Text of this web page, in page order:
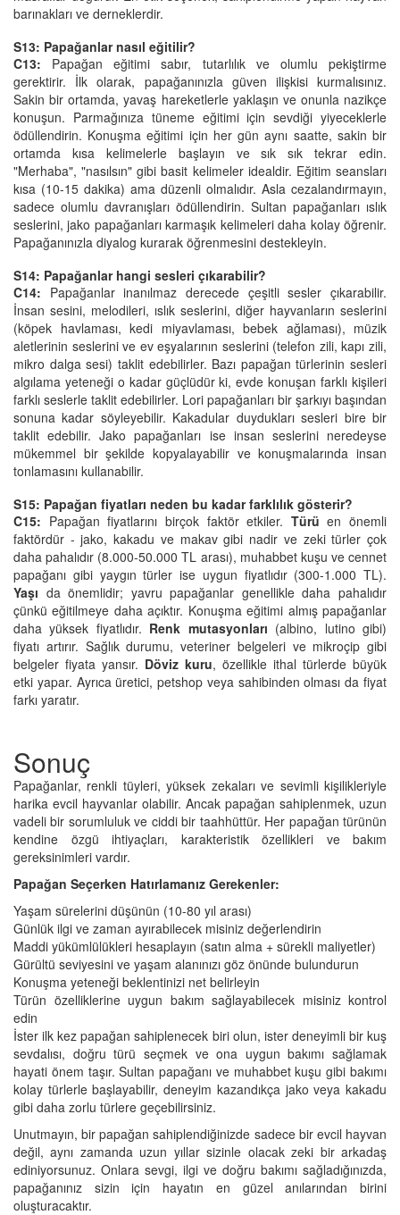
barınakları ve derneklerdir.
S13: Papağanlar nasıl eğitilir?
C13: Papağan eğitimi sabır, tutarlılık ve olumlu pekiştirme
gerektirir. İlk olarak, papağanınızla güven ilişkisi kurmalısınız.
Sakin bir ortamda, yavaş hareketlerle yaklaşın ve onunla nazikçe
konuşun. Parmağınıza tüneme eğitimi için sevdiği yiyeceklerle
ödüllendirin. Konuşma eğitimi için her gün aynı saatte, sakin bir
ortamda kısa kelimelerle başlayın ve sık sık tekrar edin.
"Merhaba", "nasılsın" gibi basit kelimeler idealdir. Eğitim seansları
kısa (10-15 dakika) ama düzenli olmalıdır. Asla cezalandırmayın,
sadece olumlu davranışları ödüllendirin. Sultan papağanları ıslık
seslerini, jako papağanları karmaşık kelimeleri daha kolay öğrenir.
Papağanınızla diyalog kurarak öğrenmesini destekleyin.
S14: Papağanlar hangi sesleri çıkarabilir?
C14: Papağanlar inanılmaz derecede çeşitli sesler çıkarabilir.
İnsan sesini, melodileri, ıslık seslerini, diğer hayvanların seslerini
(köpek havlaması, kedi miyavlaması, bebek ağlaması), müzik
aletlerinin seslerini ve ev eşyalarının seslerini (telefon zili, kapı zili,
mikro dalga sesi) taklit edebilirler. Bazı papağan türlerinin sesleri
algılama yeteneği o kadar güçlüdür ki, evde konuşan farklı kişileri
farklı seslerle taklit edebilirler. Lori papağanları bir şarkıyı başından
sonuna kadar söyleyebilir. Kakadular duydukları sesleri bire bir
taklit edebilir. Jako papağanları ise insan seslerini neredeyse
mükemmel bir şekilde kopyalayabilir ve konuşmalarında insan
tonlamasını kullanabilir.
S15: Papağan fiyatları neden bu kadar farklılık gösterir?
C15: Papağan fiyatlarını birçok faktör etkiler. Türü en önemli
faktördür - jako, kakadu ve makav gibi nadir ve zeki türler çok
daha pahalıdır (8.000-50.000 TL arası), muhabbet kuşu ve cennet
papağanı gibi yaygın türler ise uygun fiyatlıdır (300-1.000 TL).
Yaşı da önemlidir; yavru papağanlar genellikle daha pahalıdır
çünkü eğitilmeye daha açıktır. Konuşma eğitimi almış papağanlar
daha yüksek fiyatlıdır. Renk mutasyonları (albino, lutino gibi)
fiyatı artırır. Sağlık durumu, veteriner belgeleri ve mikroçip gibi
belgeler fiyata yansır. Döviz kuru, özellikle ithal türlerde büyük
etki yapar. Ayrıca üretici, petshop veya sahibinden olması da fiyat
farkı yaratır.
Sonuç
Papağanlar, renkli tüyleri, yüksek zekaları ve sevimli kişilikleriyle
harika evcil hayvanlar olabilir. Ancak papağan sahiplenmek, uzun
vadeli bir sorumluluk ve ciddi bir taahhüttür. Her papağan türünün
kendine özgü ihtiyaçları, karakteristik özellikleri ve bakım
gereksinimleri vardır.
Papağan Seçerken Hatırlamanız Gerekenler:
Yaşam sürelerini düşünün (10-80 yıl arası)
Günlük ilgi ve zaman ayırabilecek misiniz değerlendirin
Maddi yükümlülükleri hesaplayın (satın alma + sürekli maliyetler)
Gürültü seviyesini ve yaşam alanınızı göz önünde bulundurun
Konuşma yeteneği beklentinizi net belirleyin
Türün özelliklerine uygun bakım sağlayabilecek misiniz kontrol
edin
İster ilk kez papağan sahiplenecek biri olun, ister deneyimli bir kuş
sevdalısı, doğru türü seçmek ve ona uygun bakımı sağlamak
hayati önem taşır. Sultan papağanı ve muhabbet kuşu gibi bakımı
kolay türlerle başlayabilir, deneyim kazandıkça jako veya kakadu
gibi daha zorlu türlere geçebilirsiniz.
Unutmayın, bir papağan sahiplendiğinizde sadece bir evcil hayvan
değil, aynı zamanda uzun yıllar sizinle olacak zeki bir arkadaş
ediniyorsunuz. Onlara sevgi, ilgi ve doğru bakımı sağladığınızda,
papağanınız sizin için hayatın en güzel anılarından birini
oluşturacaktır.